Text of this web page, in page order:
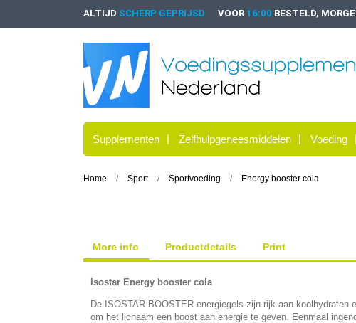
ALTIJD SCHERP GEPRIJSD VOOR 16:00 BESTELD,
Supplementen Zelfhulpgeneesmiddelen Voeding
Home Sport Sportvoeding Energy booster cola
More info Productdetails Print
Isostar Energy booster cola
De ISOSTAR BOOSTER energiegels zijn rijk aan koolhydraten
om het lichaam een boost aan energie te geven. Eenmaal